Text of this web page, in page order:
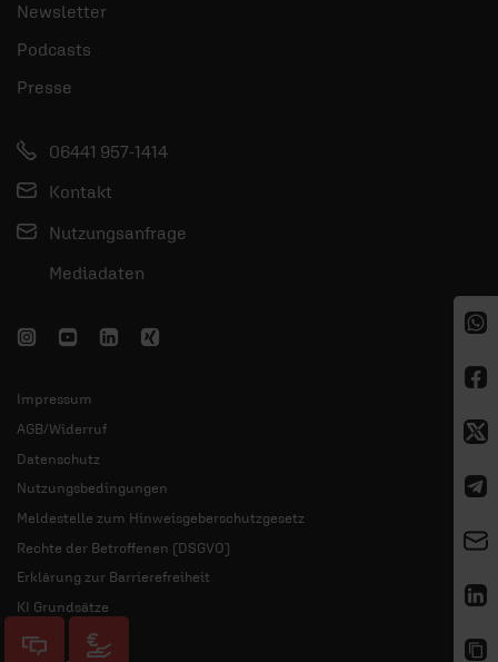
Newsletter
Podcasts
Presse
06441 957-1414
Kontakt
Nutzungsanfrage
Mediadaten
Impressum
AGB/Widerruf
Datenschutz
Nutzungsbedingungen
Meldestelle zum Hinweisgeberschutzgesetz
Rechte der Betroffenen (DSGVO)
Erklärung zur Barrierefreiheit
KI Grundsätze